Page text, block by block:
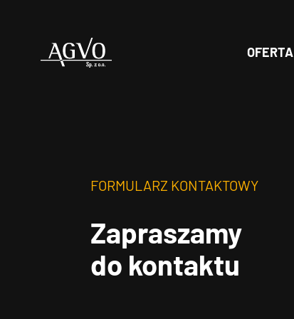
Header
OFERTA
FORMULARZ KONTAKTOWY
Zapraszamy
do kontaktu